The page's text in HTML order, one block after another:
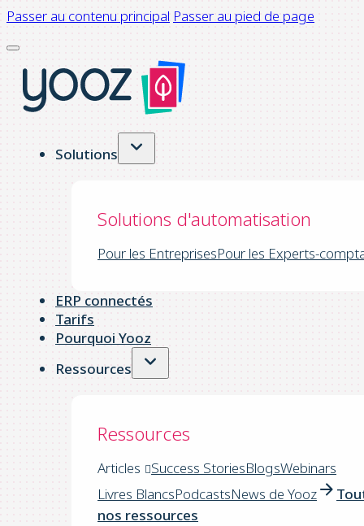
Passer au contenu principal Passer au pied de page
Solutions
Solutions d'automatisation
Pour les EntreprisesPour les Experts-
ERP connectés
Tarifs
Pourquoi Yooz
Ressources
Ressources
Articles Success StoriesBlogsWebinars
Livres BlancsPodcastsNews de Yooz
nos ressources